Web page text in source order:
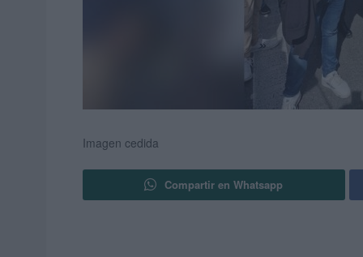
Imagen cedida
Compartir en Whatsapp